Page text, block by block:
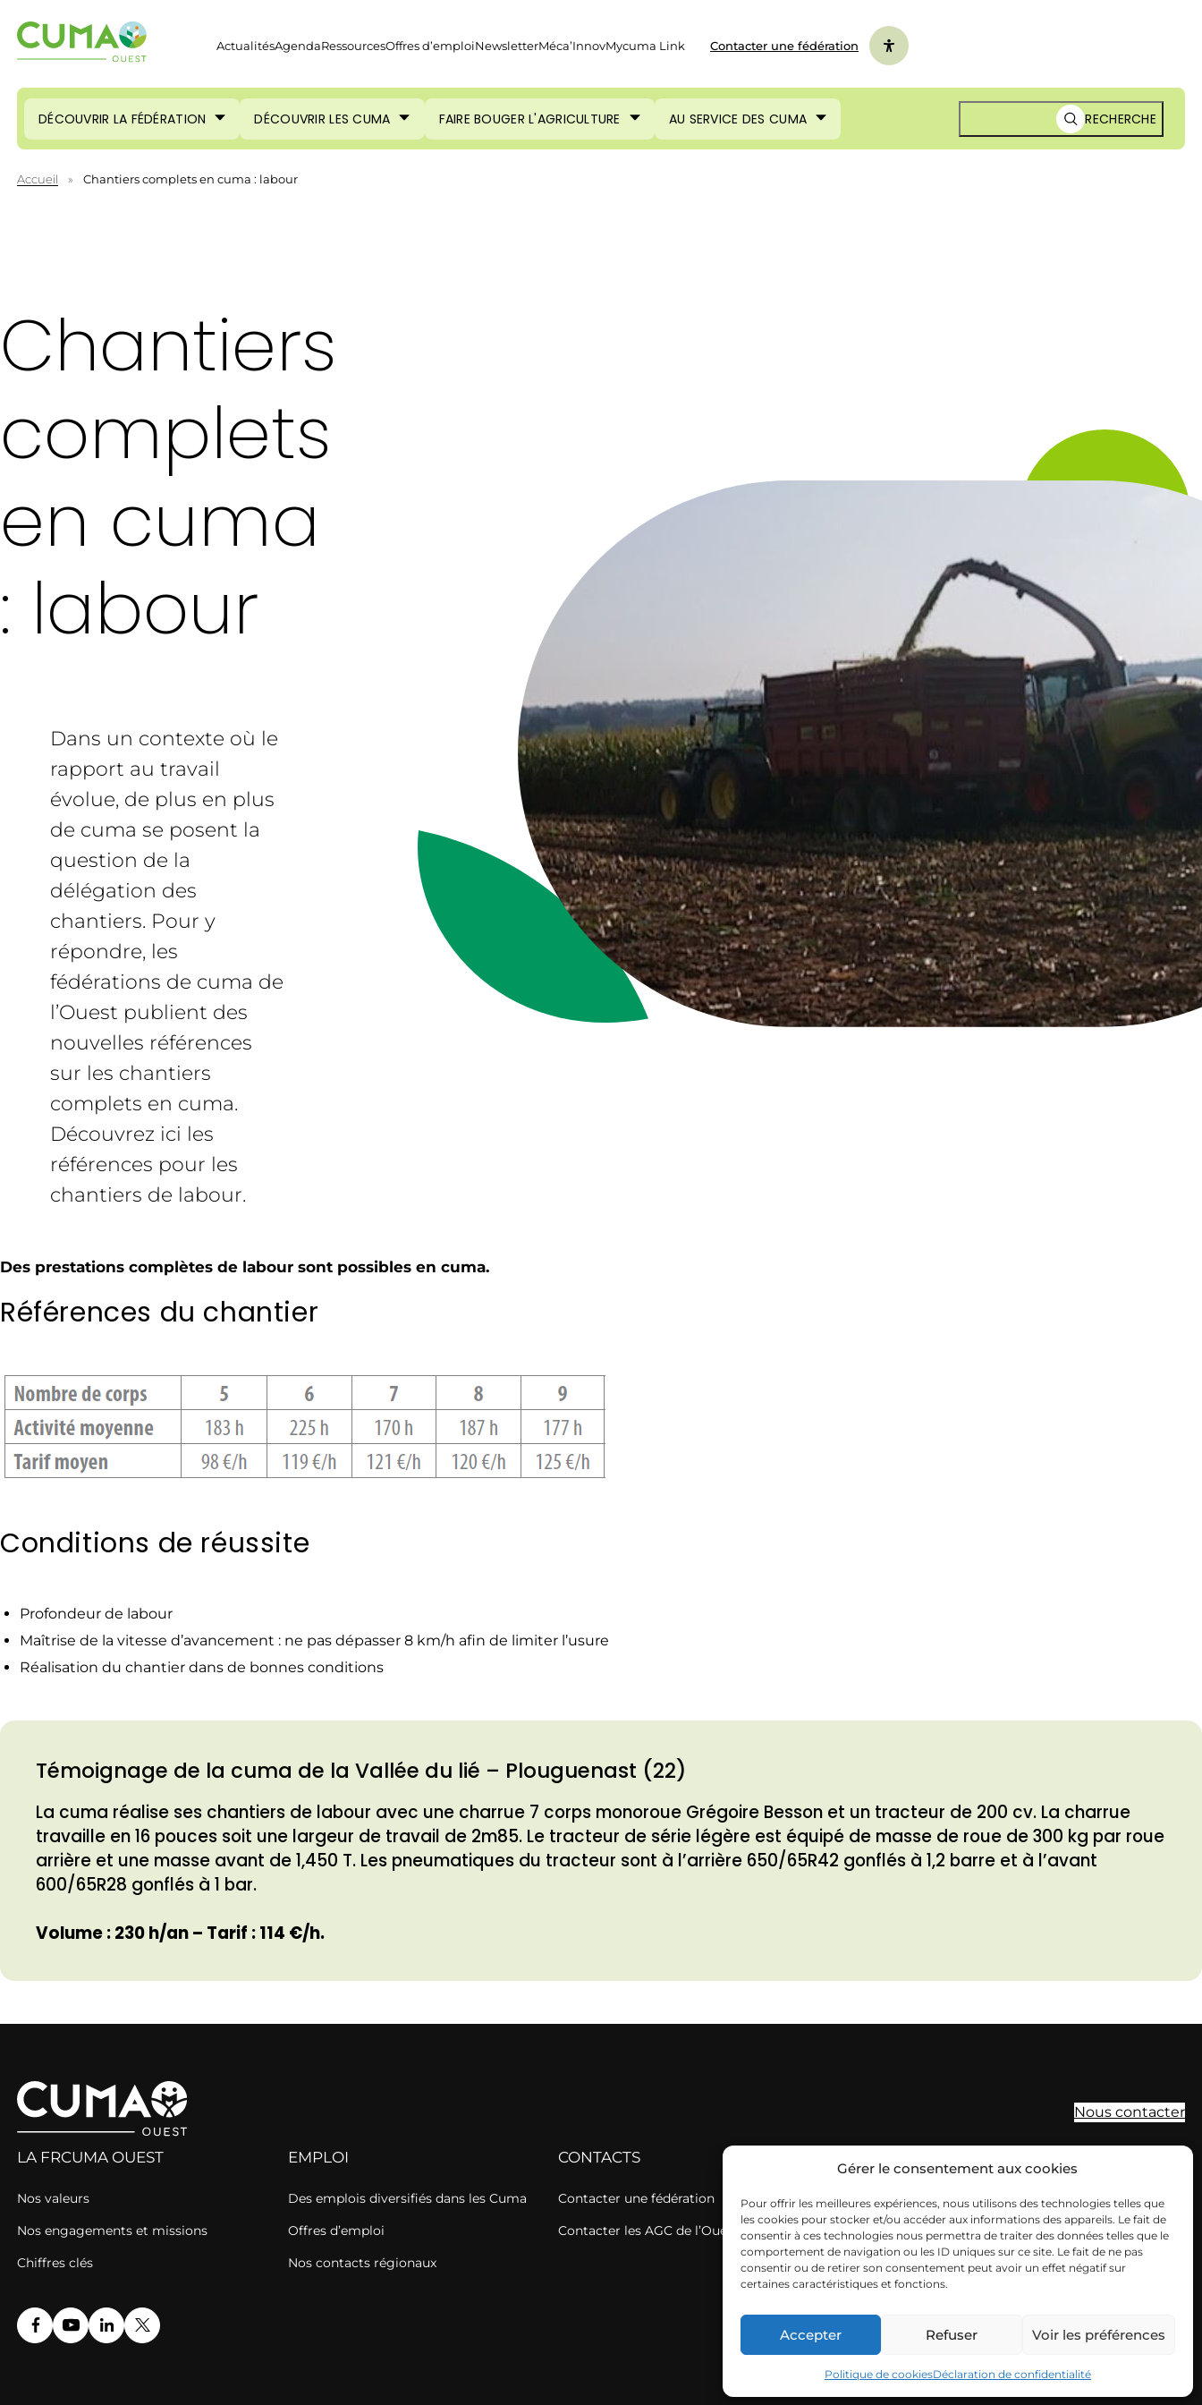
Gérer le consentement aux cookies
Pour offrir les meilleures expériences, nous utilisons des technologies telles que
les cookies pour stocker et/ou accéder aux informations des appareils. Le fait de
consentir à ces technologies nous permettra de traiter des données telles que le
comportement de navigation ou les ID uniques sur ce site. Le fait de ne pas
consentir ou de retirer son consentement peut avoir un effet négatif sur
certaines caractéristiques et fonctions.
Accepter Refuser Voir les préférences
Politique de cookiesDéclaration de confidentialité
ActualitésAgendaRessourcesOffres d’emploiNewsletterMéca’InnovMycuma Link Contacter une fédération
DÉCOUVRIR LA FÉDÉRATION DÉCOUVRIR LES CUMA FAIRE BOUGER L'AGRICULTURE AU SERVICE DES CUMA RECHERCHE
Accueil » Chantiers complets en cuma : labour
Chantiers
complets
en cuma
: labour
Dans un contexte où le
rapport au travail
évolue, de plus en plus
de cuma se posent la
question de la
délégation des
chantiers. Pour y
répondre, les
fédérations de cuma de
l’Ouest publient des
nouvelles références
sur les chantiers
complets en cuma.
Découvrez ici les
références pour les
chantiers de labour.
Des prestations complètes de labour sont possibles en cuma.
Références du chantier
Conditions de réussite
Profondeur de labour
Maîtrise de la vitesse d’avancement : ne pas dépasser 8 km/h afin de limiter l’usure
Réalisation du chantier dans de bonnes conditions
Témoignage de la cuma de la Vallée du lié – Plouguenast (22)
La cuma réalise ses chantiers de labour avec une charrue 7 corps monoroue Grégoire Besson et un tracteur de 200 cv. La charrue
travaille en 16 pouces soit une largeur de travail de 2m85. Le tracteur de série légère est équipé de masse de roue de 300 kg par roue
arrière et une masse avant de 1,450 T. Les pneumatiques du tracteur sont à l’arrière 650/65R42 gonflés à 1,2 barre et à l’avant
600/65R28 gonflés à 1 bar.
Volume : 230 h/an – Tarif : 114 €/h.
Nous contacter
LA FRCUMA OUEST
Nos valeurs
Nos engagements et missions
Chiffres clés
EMPLOI
Des emplois diversifiés dans les Cuma
Offres d’emploi
Nos contacts régionaux
CONTACTS
Contacter une fédération
Contacter les AGC de l’Ouest
19b boulevard Nominoë
35740 PACÉ
02 99 54 63 15
ouest@cuma.fr
Nous contacter Mentions légales FRCuma Ouest © 2026